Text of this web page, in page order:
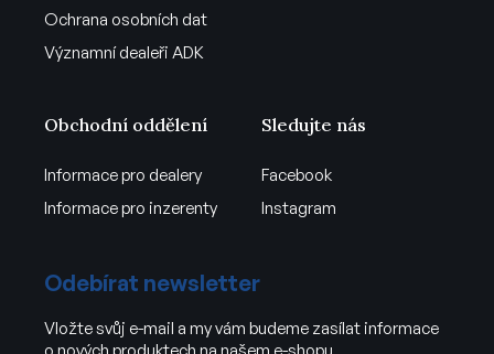
Ochrana osobních dat
Významní dealeři ADK
Obchodní oddělení
Informace pro dealery
Informace pro inzerenty
Sledujte nás
Facebook
Instagram
Odebírat newsletter
Vložte svůj e-mail a my vám budeme zasílat informace
o nových produktech na našem e-shopu.